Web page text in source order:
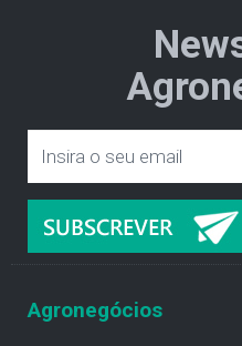
Agronegócios